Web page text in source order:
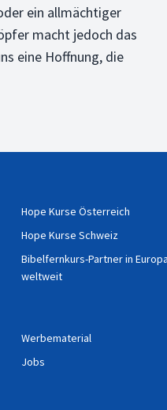
ein allmächtiger
macht jedoch das
eine Hoffnung, die
Hope Kurse Österreich
Hope Kurse Schweiz
Bibelfernkurs-Partner in
weltweit
Werbematerial
Jobs